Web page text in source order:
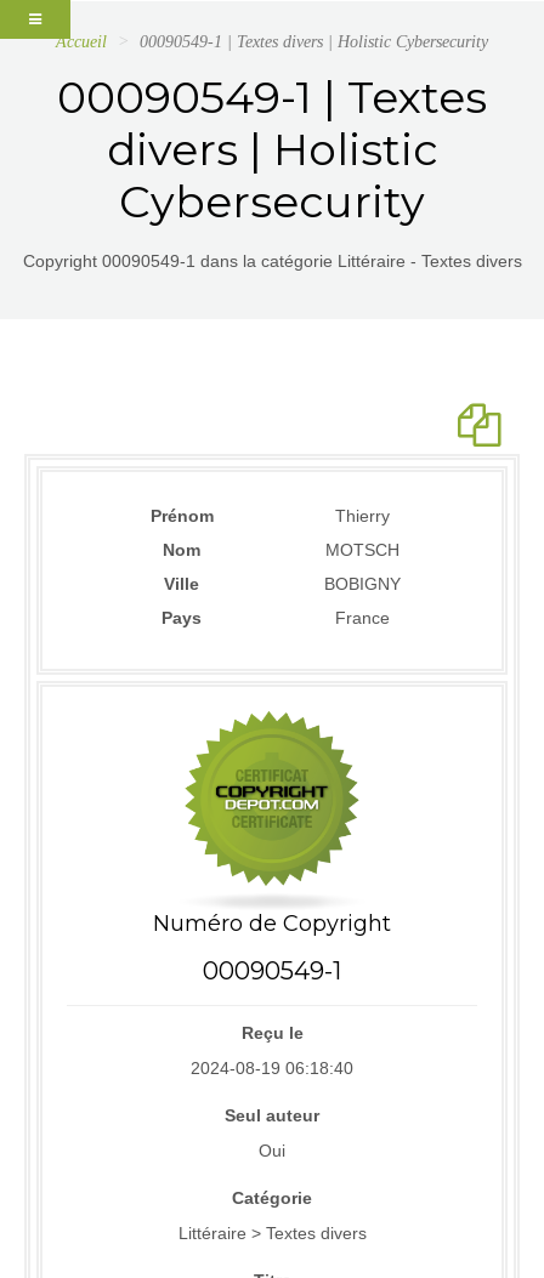
Accueil 00090549-1 | Textes divers | Holistic Cybersecurity
00090549-1 | Textes
divers | Holistic
Cybersecurity
Copyright 00090549-1 dans la catégorie Littéraire - Textes divers
Prénom
Thierry
Nom
MOTSCH
Ville
BOBIGNY
Pays
France
Numéro de Copyright
00090549-1
Reçu le
2024-08-19 06:18:40
Seul auteur
Oui
Catégorie
Littéraire > Textes divers